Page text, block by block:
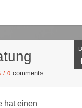
/ 0 comments
hat einen